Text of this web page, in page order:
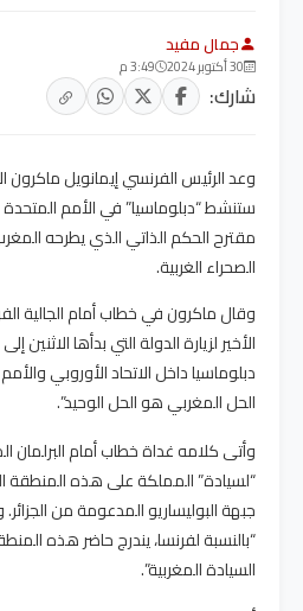
جمال مفيد
30 أكتوبر 2024 3:49 م
شارك:
وعد الرئيس الفرنسي إيمانويل ماكرون
ستنشط “دبلوماسيا” في الأمم المتحدة
مقترح الحكم الذاتي الذي يطرحه
الصحراء الغربية.
وقال ماكرون في خطاب أمام الجالية
الأخير لزيارة الدولة التي بدأها
دبلوماسيا داخل الاتحاد الأوروبي
الحل المغربي هو الحل الوحيد”.
وأتى كلامه غداة خطاب أمام البرلمان
“لسيادة” المملكة على هذه المنطقة
جبهة البوليساريو المدعومة من الجزائر.
“بالنسبة لفرنسا، يندرج حاضر هذه
السيادة المغربية”.